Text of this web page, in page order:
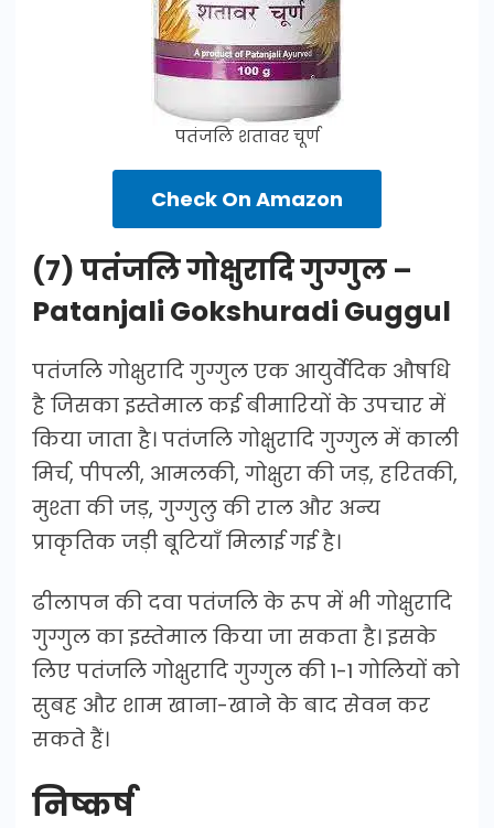
पतंजलि शतावर चूर्ण
Check On Amazon
(7) पतंजलि गोक्षुरादि गुग्गुल –
Patanjali Gokshuradi Guggul
पतंजलि गोक्षुरादि गुग्गुल एक आयुर्वेदिक औषधि
है जिसका इस्तेमाल कई बीमारियों के उपचार में
किया जाता है। पतंजलि गोक्षुरादि गुग्गुल में काली
मिर्च, पीपली, आमलकी, गोक्षुरा की जड़, हरितकी,
मुश्ता की जड़, गुग्गुलु की राल और अन्य
प्राकृतिक जड़ी बूटियाँ मिलाई गई है।
ढीलापन की दवा पतंजलि के रूप में भी गोक्षुरादि
गुग्गुल का इस्तेमाल किया जा सकता है। इसके
लिए पतंजलि गोक्षुरादि गुग्गुल की 1-1 गोलियों को
सुबह और शाम खाना-खाने के बाद सेवन कर
सकते हैं।
निष्कर्ष